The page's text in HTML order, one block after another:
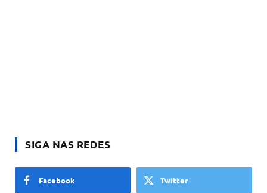
SIGA NAS REDES
Facebook Twitter